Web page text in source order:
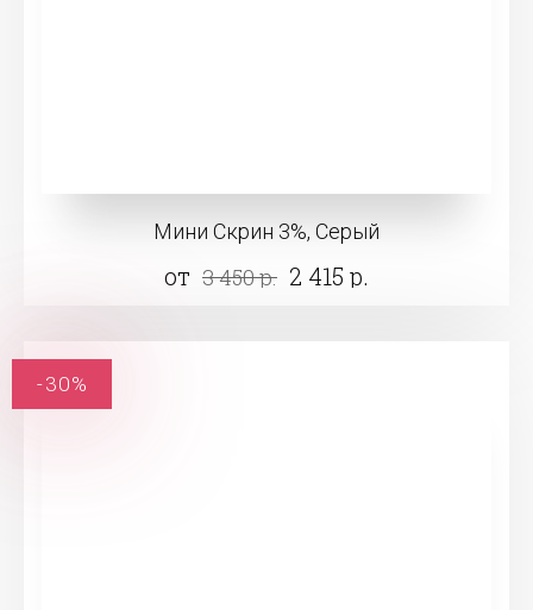
Мини Скрин 3%, Серый
от 3 450 р. 2 415 р.
-30%